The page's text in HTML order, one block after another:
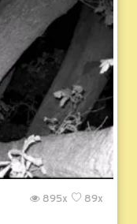
89x
895x